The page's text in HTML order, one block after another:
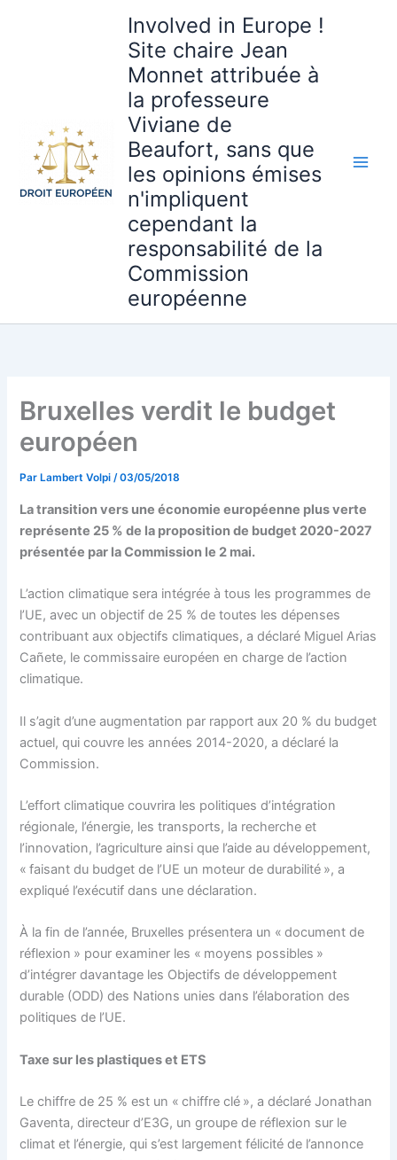
Involved in Europe !
Site chaire Jean
Monnet attribuée à
la professeure
Viviane de
Beaufort, sans que
les opinions émises
n'impliquent
cependant la
responsabilité de la
Commission
européenne
Bruxelles verdit le budget
européen
Par Lambert Volpi/03/05/2018
La transition vers une économie européenne plus verte
représente 25 % de la proposition de budget 2020-2027
présentée par la Commission le 2 mai.
L’action climatique sera intégrée à tous les programmes de
l’UE, avec un objectif de 25 % de toutes les dépenses
contribuant aux objectifs climatiques, a déclaré Miguel Arias
Cañete, le commissaire européen en charge de l’action
climatique.
Il s’agit d’une augmentation par rapport aux 20 % du budget
actuel, qui couvre les années 2014-2020, a déclaré la
Commission.
L’effort climatique couvrira les politiques d’intégration
régionale, l’énergie, les transports, la recherche et
l’innovation, l’agriculture ainsi que l’aide au développement,
« faisant du budget de l’UE un moteur de durabilité », a
expliqué l’exécutif dans une déclaration.
À la fin de l’année, Bruxelles présentera un « document de
réflexion » pour examiner les « moyens possibles »
d’intégrer davantage les Objectifs de développement
durable (ODD) des Nations unies dans l’élaboration des
politiques de l’UE.
Taxe sur les plastiques et ETS
Le chiffre de 25 % est un « chiffre clé », a déclaré Jonathan
Gaventa, directeur d’E3G, un groupe de réflexion sur le
climat et l’énergie, qui s’est largement félicité de l’annonce